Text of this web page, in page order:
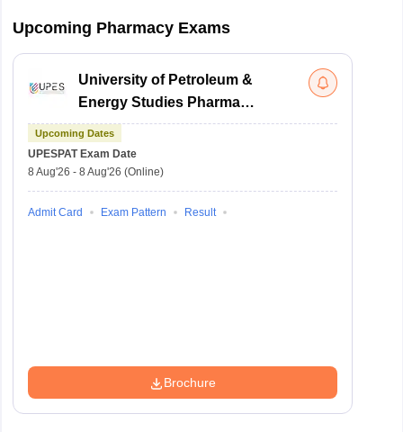
Upcoming Pharmacy Exams
University of Petroleum &
Energy Studies Pharma
Aptitude Test
Upcoming Dates
UPESPAT Exam Date
8 Aug'26 - 8 Aug'26 (Online)
Admit Card Exam Pattern Result
Brochure